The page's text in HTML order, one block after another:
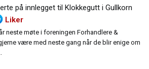
på innlegget til Klokkegutt i Gullkorn
Liker
neste møte i foreningen Forhandlere &
være med neste gang når de blir enige om